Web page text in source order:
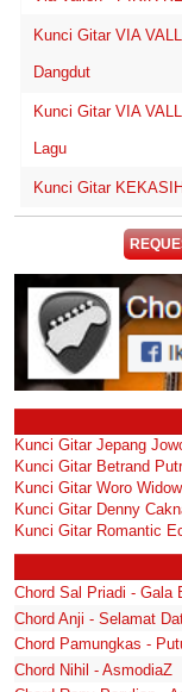
Kunci Gitar VIA
Dangdut
Kunci Gitar VIA
Lagu
Kunci Gitar
Kunci Gitar Jepang
Kunci Gitar Betrand
Kunci Gitar Woro
Kunci Gitar Denny
Kunci Gitar Romantic
Chord Sal Priadi - Gala
Chord Anji - Selamat
Chord Pamungkas -
Chord Nihil - AsmodiaZ